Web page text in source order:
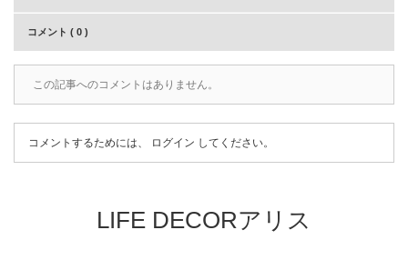
コメント ( 0 )
この記事へのコメントはありません。
コメントするためには、 ログイン してください。
LIFE DECORアリス